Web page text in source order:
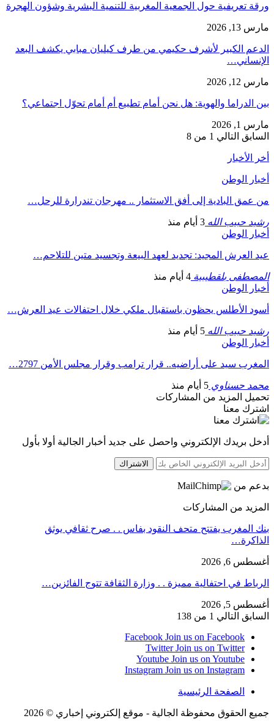
ورقة تعريفية حول الجمعية المغربية للتنمية البشرية وشؤون الهجرة
مارس 13, 2026
الدعم الكبير لأشرف حكيمي من طرف كيليان مبابي يكشف البعد
الإنساني…
مارس 12, 2026
بين الدراما والهوية: هل نحن أمام تطبيع أم أمام تحوّل اجتماعي؟
مارس 1, 2026
السابق التالي 1 من 8
أخر الأخبار
أخبار الوطن
من عمق البادية إلى أفق الاستثمار .. مهرجان تندرارة للرحل…
رشيد حبيب الله 3 أيام منذ
أخبار الوطن
عيد العرش المجيد: تجديد لعهد البيعة وتجسيد متين للتلاحم…
المصطفى بلقطيبية 4 أيام منذ
أخبار الوطن
أسود الأطلس يحظون باستقبال ملكي خلال احتفالات عيد العرش…
رشيد حبيب الله 5 أيام منذ
أخبار الوطن
المغرب سيد على أراضيه.. قرار ترامب وقرار مجلس الأمن 2797…
محمد حسناوي 5 أيام منذ
تحميل المزيد من المشاركات
اشترك معنا
أدخل بريدك الإلكتروني واحصل على جديد أخبار الجالية أولا بأول
الاشتراك
بدعم من
المزيد من المشاركات
بنك المغرب يفتتح متحف النقود بفاس . . صرح ثقافي يوثق
الذاكرة…
أغسطس 6, 2026
الرباط في احتفالية مميزة . . وزارة الثقافة تتوج الفائزين…
أغسطس 5, 2026
السابق التالي 1 من 138
Facebook Join us on Facebook
Twitter Join us on Twitter
Youtube Join us on Youtube
Instagram Join us on Instagram
الصفحة الرئيسية
جميع الحقوق محفوظة الجالية - موقع إلكتروني إخباري © 2026